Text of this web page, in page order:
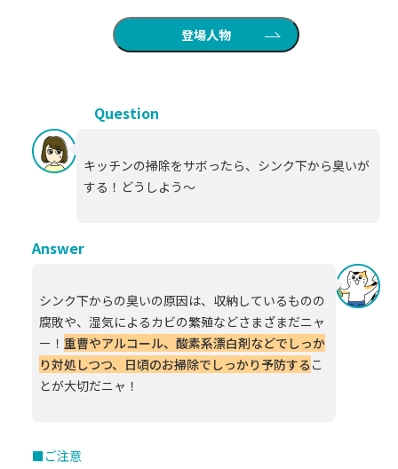
登場人物
Question
キッチンの掃除をサボったら、シンク下から臭いが
する！どうしよう～
Answer
シンク下からの臭いの原因は、収納しているものの
腐敗や、湿気によるカビの繁殖などさまざまだニャ
ー！ 重曹やアルコール、酸素系漂白剤などでしっか
り対処しつつ、日頃のお掃除でしっかり予防する こ
とが大切だニャ！
■ご注意